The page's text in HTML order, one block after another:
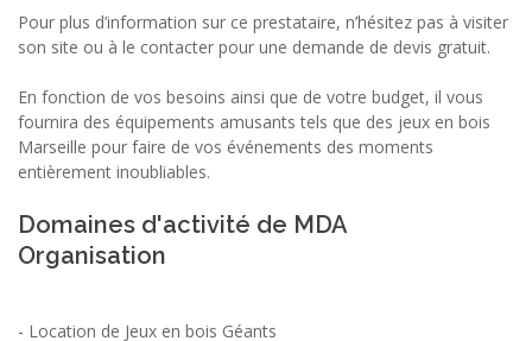
Pour plus d’information sur ce prestataire, n’hésitez pas à visiter
son site ou à le contacter pour une demande de devis gratuit.
En fonction de vos besoins ainsi que de votre budget, il vous
fournira des équipements amusants tels que des jeux en bois
Marseille pour faire de vos événements des moments
entièrement inoubliables.
Domaines d'activité de MDA
Organisation
- Location de Jeux en bois Géants